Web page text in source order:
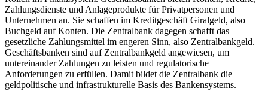
Zahlungsdienste und Anlageprodukte für Privatpersonen und
Unternehmen an. Sie schaffen im Kreditgeschäft Giralgeld, also
Buchgeld auf Konten. Die Zentralbank dagegen schafft das
gesetzliche Zahlungsmittel im engeren Sinn, also Zentralbankgeld.
Geschäftsbanken sind auf Zentralbankgeld angewiesen, um
untereinander Zahlungen zu leisten und regulatorische
Anforderungen zu erfüllen. Damit bildet die Zentralbank die
geldpolitische und infrastrukturelle Basis des Bankensystems.